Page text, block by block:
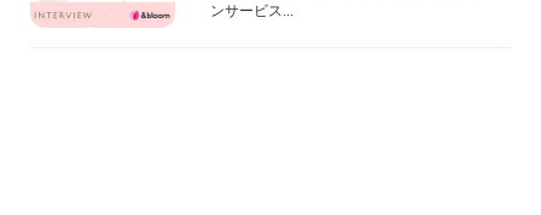
ンサービス...